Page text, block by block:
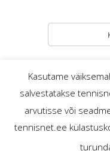
TennisNet.ee – mis? miks? ja
Reklaam
Kasutustingimused
Kasutame
salvestatakse
arvutisse või
tennisnet.ee